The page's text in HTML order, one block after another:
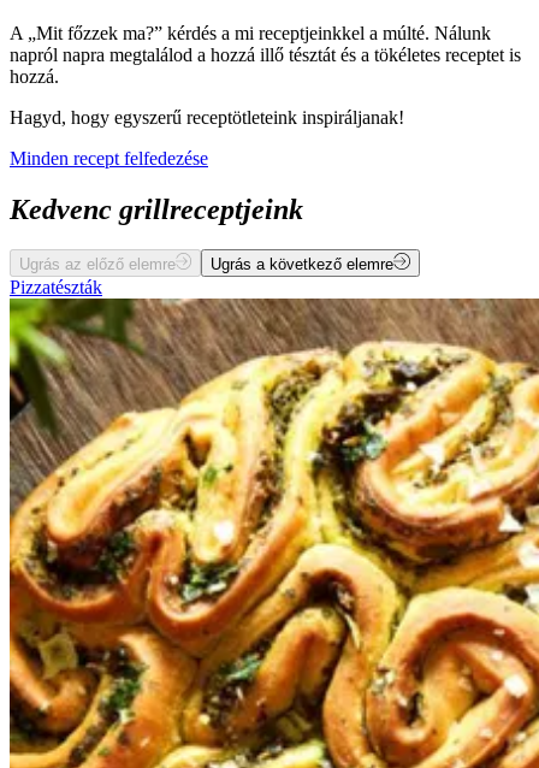
A „Mit főzzek ma?” kérdés a mi receptjeinkkel a múlté. Nálunk
napról napra megtalálod a hozzá illő tésztát és a tökéletes receptet is
hozzá.
Hagyd, hogy egyszerű receptötleteink inspiráljanak!
Minden recept felfedezése
Kedvenc grillreceptjeink
Ugrás az előző elemre Ugrás a következő elemre
Pizzatészták